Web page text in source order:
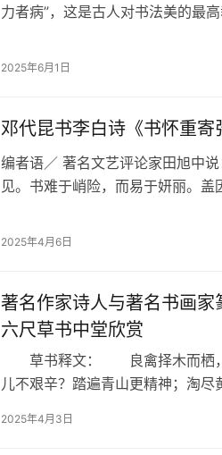
力者病”，这是古人对书法美的最
2025年6月1日
邓代昆书李白诗《书怀重
编者语／ 著名文艺评论家田旭中
见。书难于峭险，而易于妍丽。
2025年4月6日
著名作家诗人与著名书画家
六尺草书中堂欣赏
草书释文： 良禽择木而栖，
儿不艰辛？踏遍青山更精神；淘
2025年4月3日